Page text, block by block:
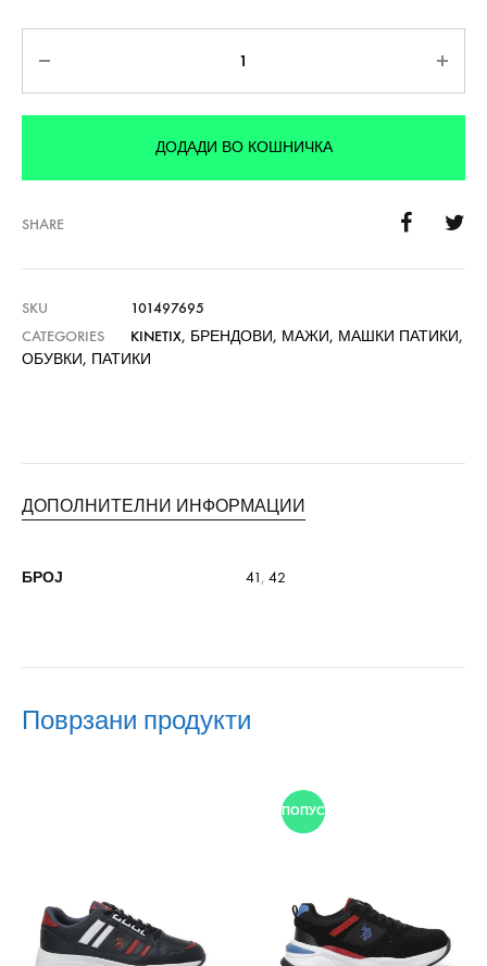
ДОДАДИ ВО КОШНИЧКА
SHARE
SKU
101497695
CATEGORIES
KINETIX, БРЕНДОВИ, МАЖИ, МАШКИ ПАТИКИ,
ОБУВКИ, ПАТИКИ
ДОПОЛНИТЕЛНИ ИНФОРМАЦИИ
БРОЈ 41, 42
Поврзани продукти
ПОПУСТ